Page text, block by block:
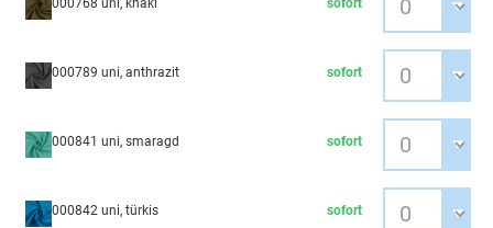
000768 uni, khaki sofort
000789 uni, anthrazit sofort
000841 uni, smaragd sofort
000842 uni, türkis sofort